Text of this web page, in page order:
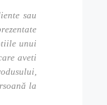
sau
unui
aveti
la